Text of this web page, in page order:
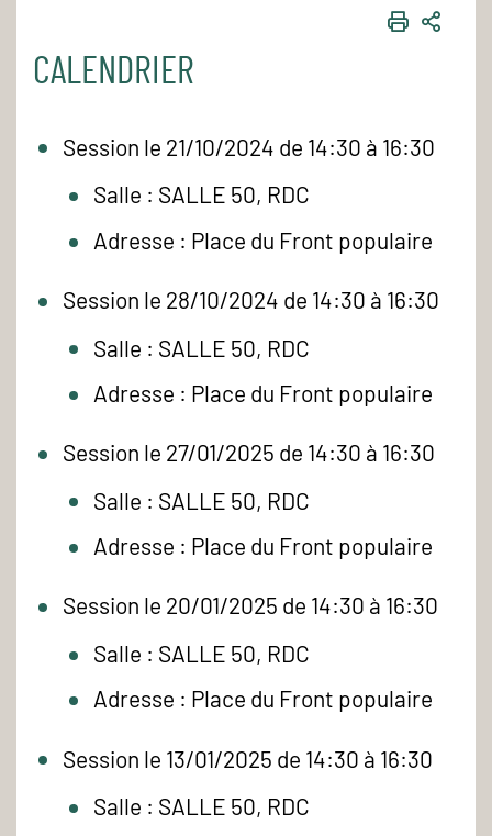
CALENDRIER
Session le 21/10/2024 de 14:30 à 16:30
Salle : SALLE 50, RDC
Adresse : Place du Front populaire
Session le 28/10/2024 de 14:30 à 16:30
Salle : SALLE 50, RDC
Adresse : Place du Front populaire
Session le 27/01/2025 de 14:30 à 16:30
Salle : SALLE 50, RDC
Adresse : Place du Front populaire
Session le 20/01/2025 de 14:30 à 16:30
Salle : SALLE 50, RDC
Adresse : Place du Front populaire
Session le 13/01/2025 de 14:30 à 16:30
Salle : SALLE 50, RDC